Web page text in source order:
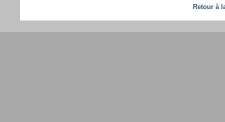
Retour à